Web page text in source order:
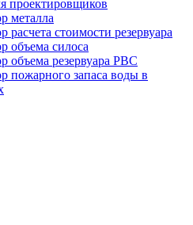
проектировщиков
металла
расчета стоимости резервуара
объема силоса
объема резервуара РВС
пожарного запаса воды в